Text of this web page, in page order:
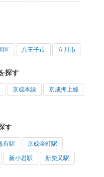
区 八王子市 立川市
探す
京成本線 京成押上線
す
有駅 京成金町駅
新小岩駅 新柴又駅